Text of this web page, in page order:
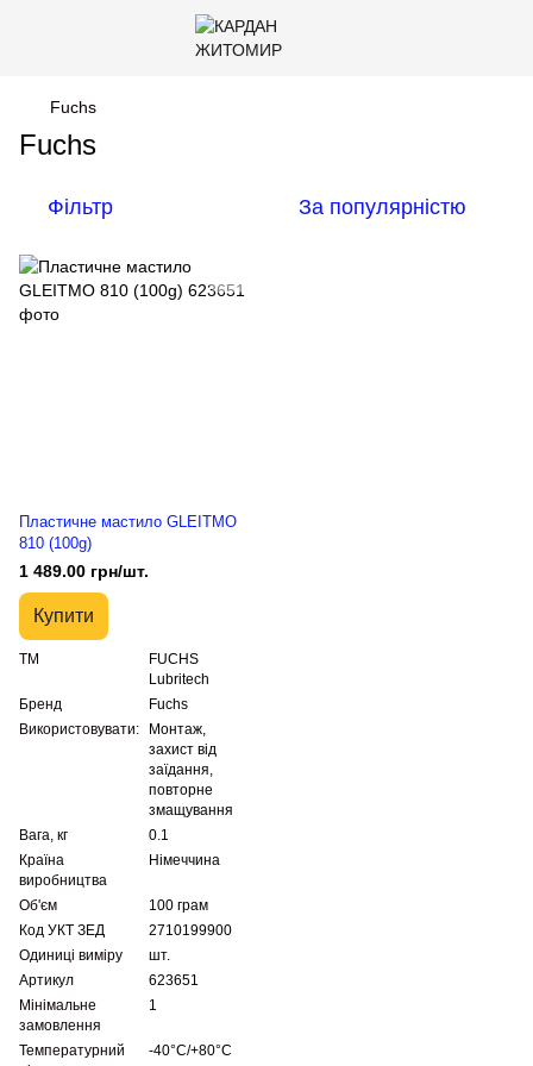
Fuchs
Fuchs
Фільтр За популярністю
Пластичне мастило GLEITMO
810 (100g)
1 489.00 грн/шт.
Купити
ТМ
FUCHS
Lubritech
Бренд
Fuchs
Використовувати:
Монтаж,
захист від
заїдання,
повторне
змащування
Вага, кг
0.1
Країна
виробництва
Німеччина
Об'єм
100 грам
Код УКТ ЗЕД
2710199900
Одиниці виміру
шт.
Артикул
623651
Мінімальне
замовлення
1
Температурний
-40°C/+80°C